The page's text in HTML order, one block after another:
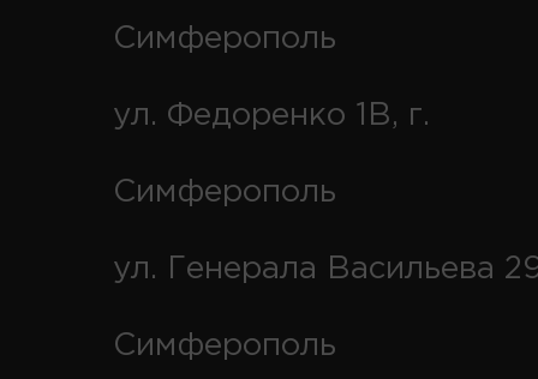
Симферополь
ул. Федоренко 1В, г.
Симферополь
ул. Генерала Васильева
Симферополь